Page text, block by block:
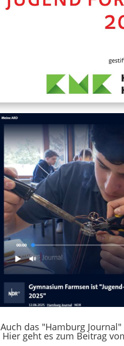
Auch das "Hamburg
Hier geht es zum Beitrag